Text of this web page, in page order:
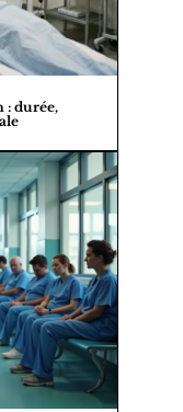
: durée,